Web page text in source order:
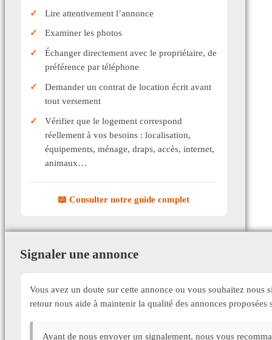
Lire attentivement l’annonce
Examiner les photos
Échanger directement avec le propriétaire, de
préférence par téléphone
Demander un contrat de location écrit avant
tout versement
Vérifier que le logement correspond
réellement à vos besoins : localisation,
équipements, ménage, draps, accès, internet,
animaux…
📖 Consulter notre guide complet
Signaler une annonce
Vous avez un doute sur cette annonce ou vous souhaitez
retour nous aide à maintenir la qualité des annonces proposées
Avant de nous envoyer un signalement, nous vous